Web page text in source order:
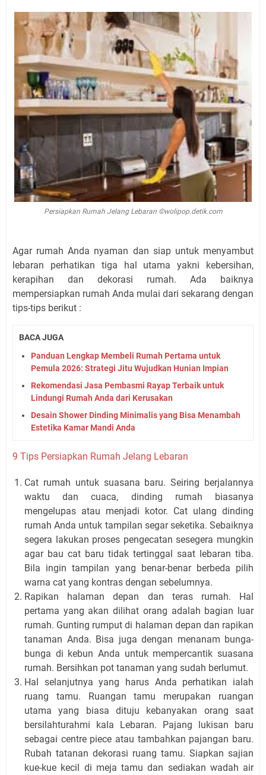
Persiapkan Rumah Jelang Lebaran ©wolipop.detik.com
Agar rumah Anda nyaman dan siap untuk menyambut
lebaran perhatikan tiga hal utama yakni kebersihan,
kerapihan dan dekorasi rumah. Ada baiknya
mempersiapkan rumah Anda mulai dari sekarang dengan
tips-tips berikut :
BACA JUGA
Panduan Lengkap Membeli Rumah Pertama untuk
Pemula 2026: Strategi Jitu Wujudkan Hunian Impian
Rekomendasi Jasa Pembasmi Rayap Terbaik untuk
Lindungi Rumah Anda dari Kerusakan
Desain Shower Dinding Minimalis yang Bisa Menambah
Estetika Kamar Mandi Anda
9 Tips Persiapkan Rumah Jelang Lebaran
Cat rumah untuk suasana baru. Seiring berjalannya
waktu dan cuaca, dinding rumah biasanya
mengelupas atau menjadi kotor. Cat ulang dinding
rumah Anda untuk tampilan segar seketika. Sebaiknya
segera lakukan proses pengecatan sesegera mungkin
agar bau cat baru tidak tertinggal saat lebaran tiba.
Bila ingin tampilan yang benar-benar berbeda pilih
warna cat yang kontras dengan sebelumnya.
Rapikan halaman depan dan teras rumah. Hal
pertama yang akan dilihat orang adalah bagian luar
rumah. Gunting rumput di halaman depan dan rapikan
tanaman Anda. Bisa juga dengan menanam bunga-
bunga di kebun Anda untuk mempercantik suasana
rumah. Bersihkan pot tanaman yang sudah berlumut.
Hal selanjutnya yang harus Anda perhatikan ialah
ruang tamu. Ruangan tamu merupakan ruangan
utama yang biasa dituju kebanyakan orang saat
bersilahturahmi kala Lebaran. Pajang lukisan baru
sebagai centre piece atau tambahkan pajangan baru.
Rubah tatanan dekorasi ruang tamu. Siapkan sajian
kue-kue kecil di meja tamu dan sediakan wadah air